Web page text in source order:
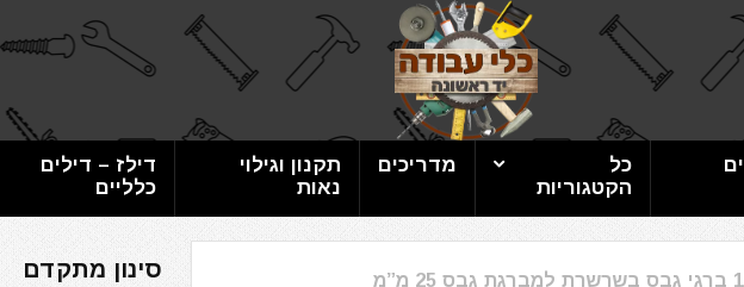
כל
הקטגוריות
מדריכים
תקנון וגילוי
נאות
דילז – דילים
כלליים
מ”מ סינון מתקדם